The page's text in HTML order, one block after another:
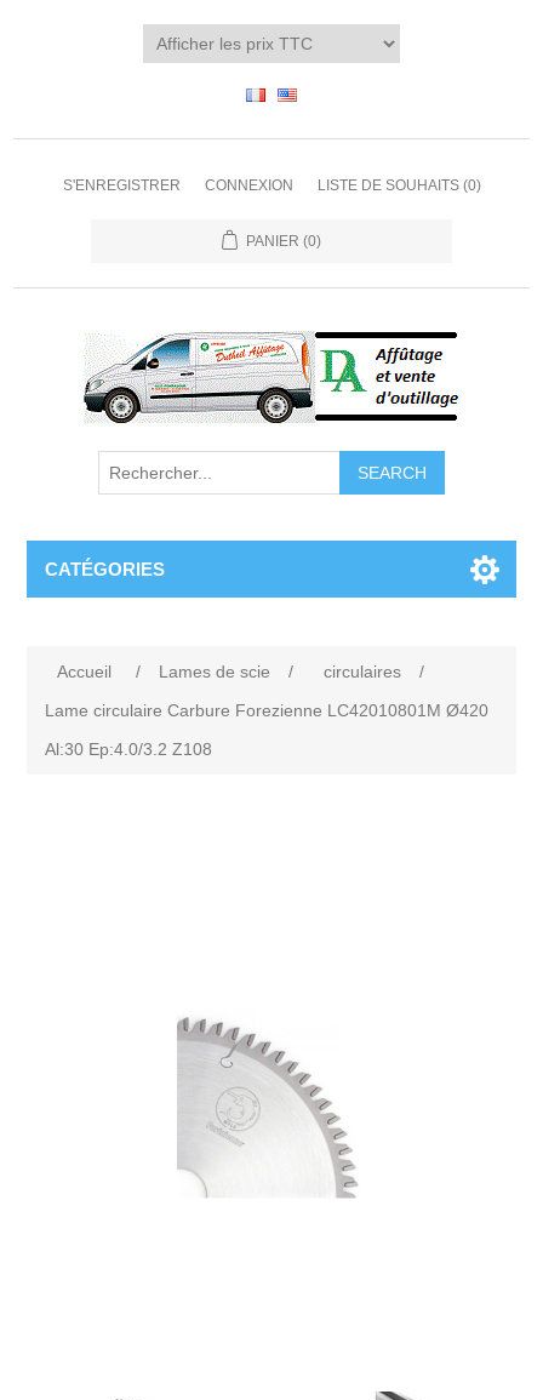
S'ENREGISTRER CONNEXION LISTE DE SOUHAITS (0)
PANIER (0)
CATÉGORIES
Accueil / Lames de scie / circulaires
/
Lame circulaire Carbure Forezienne LC42010801M Ø420
Al:30 Ep:4.0/3.2 Z108